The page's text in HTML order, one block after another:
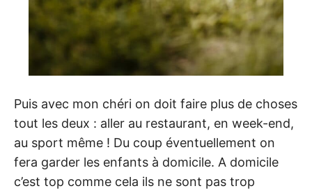
Puis avec mon chéri on doit faire plus de choses
tout les deux : aller au restaurant, en week-end,
au sport même ! Du coup éventuellement on
fera garder les enfants à domicile. A domicile
c’est top comme cela ils ne sont pas trop